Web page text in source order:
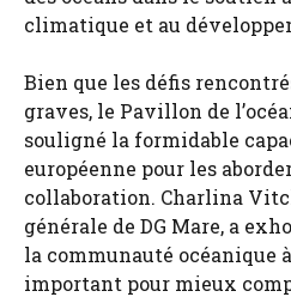
climatique et au
Bien que les défis
graves, le Pavillon de
souligné la formidable
européenne pour les
collaboration. Charlina
générale de DG Mare, a
la communauté océanique
important pour mieux